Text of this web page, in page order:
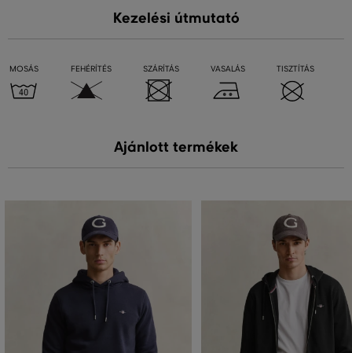
Kezelési útmutató
MOSÁS FEHÉRÍTÉS SZÁRÍTÁS VASALÁS TISZTÍTÁS
Ajánlott termékek